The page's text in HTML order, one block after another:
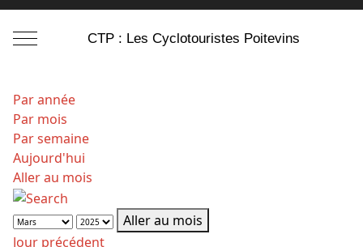
Mobile Menu ToggleCTP : Les Cyclotouristes Poitevins
Par année
Par mois
Par semaine
Aujourd'hui
Aller au mois
Aller au mois
Jour précédent